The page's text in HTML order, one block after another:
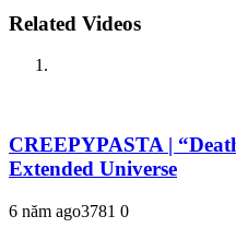
Related Videos
CREEPYPASTA |
Extended Universe
6 năm ago3781 0